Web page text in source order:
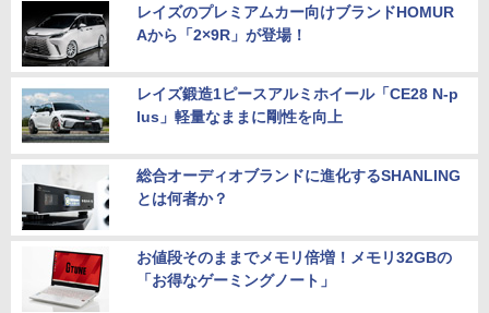
レイズのプレミアムカー向けブランドHOMUR
Aから「2×9R」が登場！
レイズ鍛造1ピースアルミホイール「CE28 N-p
lus」軽量なままに剛性を向上
総合オーディオブランドに進化するSHANLING
とは何者か？
お値段そのままでメモリ倍増！メモリ32GBの
「お得なゲーミングノート」